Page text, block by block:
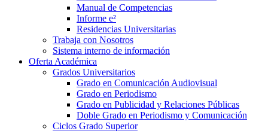
Manual de Competencias
Informe e²
Residencias Universitarias
Trabaja con Nosotros
Sistema interno de información
Oferta Académica
Grados Universitarios
Grado en Comunicación Audiovisual
Grado en Periodismo
Grado en Publicidad y Relaciones Públicas
Doble Grado en Periodismo y Comunicación
Ciclos Grado Superior